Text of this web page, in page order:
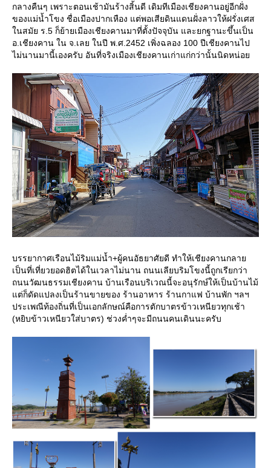
กลางคืนๆ เพราะตอนเช้ามันร้างสิ้นดี เดิมทีเมืองเชียงคานอยู่อีกฝั่ง
ของแม่น้ำโขง ชื่อเมืองปากเหือง แต่พอเสียดินแดนฝั่งลาวให้ฝรั่งเศส
นสมัย ร.5 ก็ย้ายเมืองเชียงคานมาที่ตั้งปัจจุบัน และยกฐานะขึ้นเป็น
อ.เชียงคาน ใน จ.เลย ในปี พ.ศ.2452 เพิ่งฉลอง 100 ปีเชียงคานไป
ไม่นานมานี้เองครับ อันที่จริงเมืองเชียงคานเก่าแก่กว่านั้นนิดหน่อ
บรรยากาศเรือนไม้ริมแม่น้ำ+ผู้คนอัธยาศัยดี ทำให้เชียงคานกลา
เป็นที่เที่ยวยอดฮิตได้ในเวลาไม่นาน ถนนเลียบริมโขงนี้ถูกเรียกว่า
ถนนวัฒนธรรมเชียงคาน บ้านเรือนบริเวณนี้จะอนุรักษ์ให้เป็นบ้านไม้
ต่ก็ดัดแปลงเป็นร้านขายของ ร้านอาหาร ร้านกาแฟ บ้านพัก ฯลฯ
ประเพณีท้องถิ่นที่เป็นเอกลักษณ์คือการตักบาตรข้าวเหนียวทุกเช้า
(หยิบข้าวเหนียวใส่บาตร) ช่วงค่ำๆจะมีถนนคนเดินนะครับ